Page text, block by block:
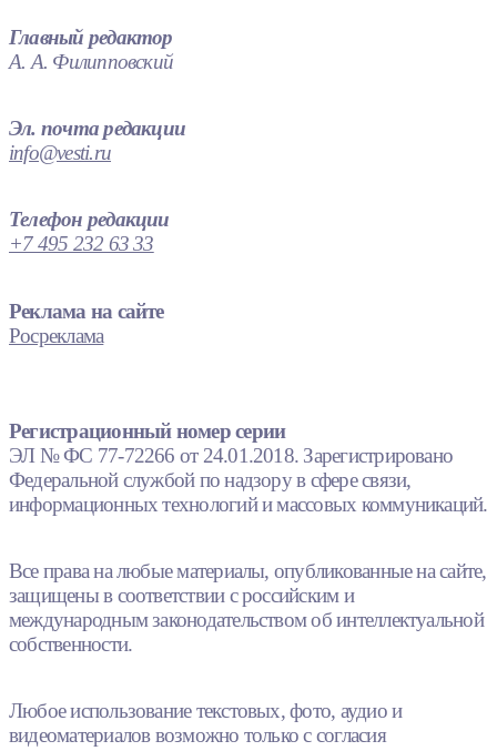
Главный редактор
А. А. Филипповский
Эл. почта редакции
info@vesti.ru
Телефон редакции
+7 495 232 63 33
Реклама на сайте
Росреклама
Регистрационный номер серии
ЭЛ № ФС 77-72266 от 24.01.2018. Зарегистрировано
Федеральной службой по надзору в сфере связи,
информационных технологий и массовых коммуникаций.
Все права на любые материалы, опубликованные на сайте,
защищены в соответствии с российским и
международным законодательством об интеллектуальной
собственности.
Любое использование текстовых, фото, аудио и
видеоматериалов возможно только с согласия